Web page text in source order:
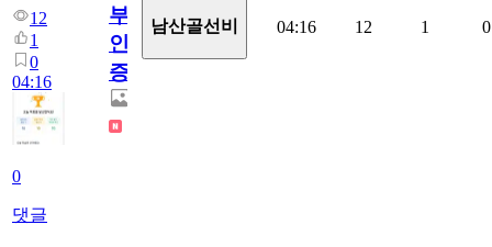
12
1
0
04:16
0
댓글
부
인
증
남산골선비 04:16 12 1 0